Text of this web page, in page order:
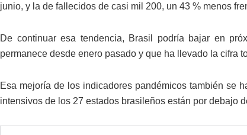
junio, y la de fallecidos de casi mil 200, un 43 % menos
De continuar esa tendencia, Brasil podría bajar en
permanece desde enero pasado y que ha llevado la cifra
Esa mejoría de los indicadores pandémicos también se
intensivos de los 27 estados brasileños están por debajo